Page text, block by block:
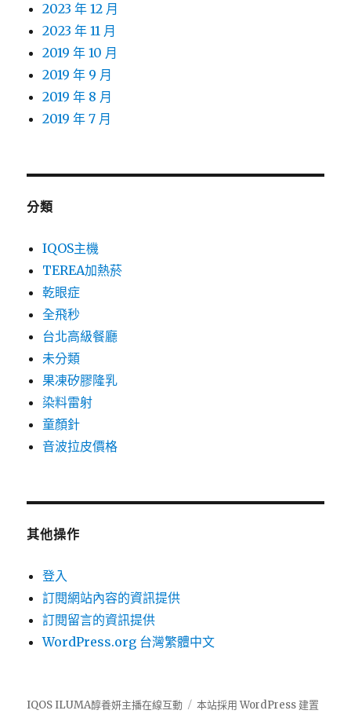
2023 年 12 月
2023 年 11 月
2019 年 10 月
2019 年 9 月
2019 年 8 月
2019 年 7 月
分類
IQOS主機
TEREA加熱菸
乾眼症
全飛秒
台北高級餐廳
未分類
果凍矽膠隆乳
染料雷射
童顏針
音波拉皮價格
其他操作
登入
訂閱網站內容的資訊提供
訂閱留言的資訊提供
WordPress.org 台灣繁體中文
IQOS ILUMA醇養妍主播在線互動 本站採用 WordPress 建置